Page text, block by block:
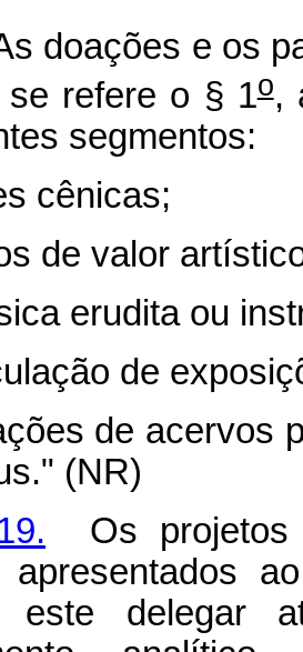
doações e os
se refere o § 1o,
segmentos:
cênicas;
de valor
erudita ou
de
de acervos
(NR)
Os projetos
apresentados
este delegar